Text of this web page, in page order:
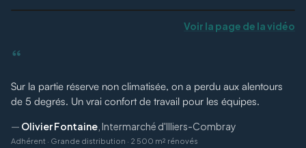
Voir la page de la vidéo
“
Sur la partie réserve non climatisée, on a perdu aux alentours
de 5 degrés. Un vrai confort de travail pour les équipes.
— Olivier Fontaine Intermarché d'Illiers-Combray
Adhérent · Grande distribution · 2 500 m² rénovés